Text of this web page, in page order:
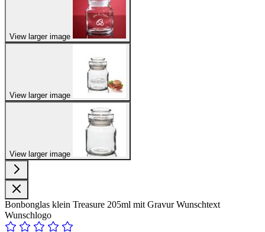
View larger image
View larger image
View larger image
Bonbonglas klein Treasure 205ml mit Gravur Wunschtext
Wunschlogo